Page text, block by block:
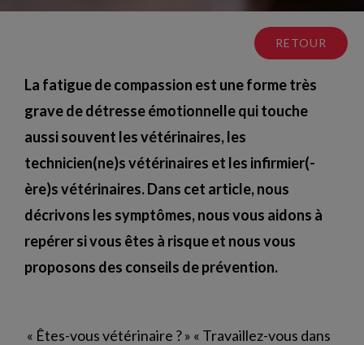
RETOUR
La fatigue de compassion est une forme très
grave de détresse émotionnelle qui touche
aussi souvent les vétérinaires, les
technicien(ne)s vétérinaires et les infirmier(-
ère)s vétérinaires. Dans cet article, nous
décrivons les symptômes, nous vous aidons à
repérer si vous êtes à risque et nous vous
proposons des conseils de prévention.
« Êtes-vous vétérinaire ? » « Travaillez-vous dans